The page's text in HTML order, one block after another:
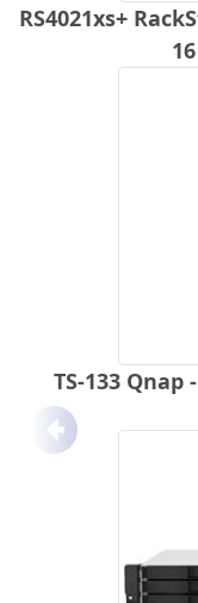
RS4021xs+
TS-133 Qnap
Anterior